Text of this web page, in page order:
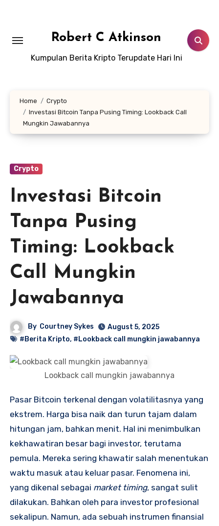
Robert C Atkinson
Kumpulan Berita Kripto Terupdate Hari Ini
Home
Crypto
Investasi Bitcoin Tanpa Pusing Timing: Lookback Call
Mungkin Jawabannya
Crypto
Investasi Bitcoin
Tanpa Pusing
Timing: Lookback
Call Mungkin
Jawabannya
By Courtney Sykes
August 5, 2025
#Berita Kripto, #Lookback call mungkin jawabannya
Lookback call mungkin jawabannya
Pasar Bitcoin terkenal dengan volatilitasnya yang
ekstrem. Harga bisa naik dan turun tajam dalam
hitungan jam, bahkan menit. Hal ini menimbulkan
kekhawatiran besar bagi investor, terutama
pemula. Mereka sering khawatir salah menentukan
waktu masuk atau keluar pasar. Fenomena ini,
yang dikenal sebagai market timing, sangat sulit
dilakukan. Bahkan oleh para investor profesional
sekalipun. Namun, ada sebuah instrumen finansial